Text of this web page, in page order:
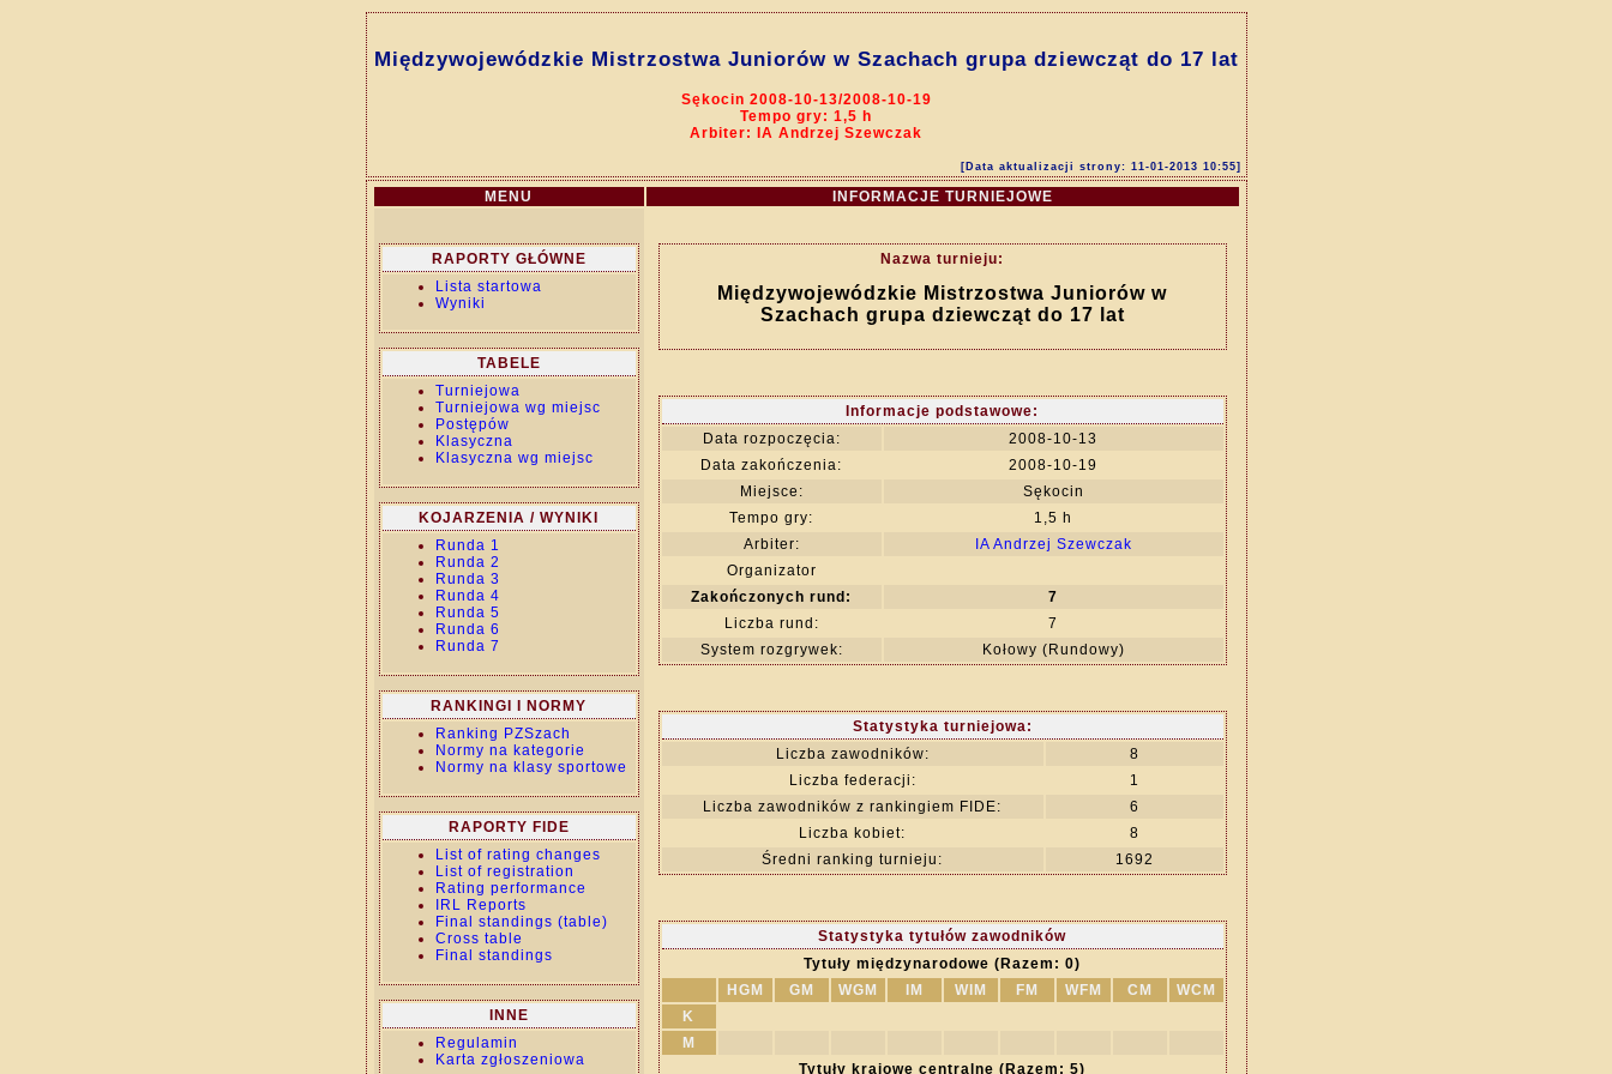
Międzywojewódzkie Mistrzostwa Juniorów w Szachach grupa dziewcząt do 17 lat
Sękocin 2008-10-13/2008-10-19
Tempo gry: 1,5 h
Arbiter: IA Andrzej Szewczak
[Data aktualizacji strony: 11-01-2013 10:55]
MENU INFORMACJE TURNIEJOWE
RAPORTY GŁÓWNE
Lista startowa
Wyniki
TABELE
Turniejowa
Turniejowa wg miejsc
Postępów
Klasyczna
Klasyczna wg miejsc
KOJARZENIA / WYNIKI
Runda 1
Runda 2
Runda 3
Runda 4
Runda 5
Runda 6
Runda 7
RANKINGI I NORMY
Ranking PZSzach
Normy na kategorie
Normy na klasy sportowe
RAPORTY FIDE
List of rating changes
List of registration
Rating performance
IRL Reports
Final standings (table)
Cross table
Final standings
INNE
Regulamin
Karta zgłoszeniowa
Nazwa turnieju:
Międzywojewódzkie Mistrzostwa Juniorów w
Szachach grupa dziewcząt do 17 lat
Informacje podstawowe:
Data rozpoczęcia:
2008-10-13
Data zakończenia:
2008-10-19
Miejsce:
Sękocin
Tempo gry:
1,5 h
Arbiter:
IA Andrzej Szewczak
Organizator
Zakończonych rund:
7
Liczba rund:
7
System rozgrywek:
Kołowy (Rundowy)
Statystyka turniejowa:
Liczba zawodników:
8
Liczba federacji:
1
Liczba zawodników z rankingiem FIDE:
6
Liczba kobiet:
8
Średni ranking turnieju:
1692
Statystyka tytułów zawodników
Tytuły międzynarodowe (Razem: 0)
HGM
GM WGM IM WIM FM WFM CM
WCM
K
M
Tytuły krajowe centralne (Razem: 5)